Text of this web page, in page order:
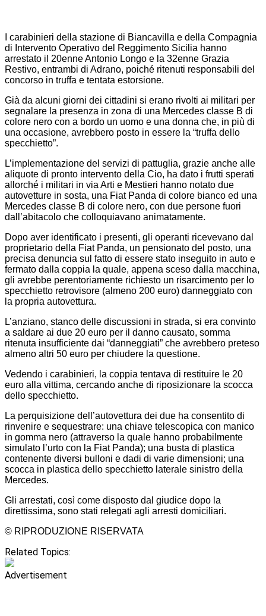
I carabinieri della stazione di Biancavilla e della Compagnia
di Intervento Operativo del Reggimento Sicilia hanno
arrestato il 20enne Antonio Longo e la 32enne Grazia
Restivo, entrambi di Adrano, poiché ritenuti responsabili del
concorso in truffa e tentata estorsione.
Già da alcuni giorni dei cittadini si erano rivolti ai militari per
segnalare la presenza in zona di una Mercedes classe B di
colore nero con a bordo un uomo e una donna che, in più di
una occasione, avrebbero posto in essere la “truffa dello
specchietto”.
L’implementazione del servizi di pattuglia, grazie anche alle
aliquote di pronto intervento della Cio, ha dato i frutti sperati
allorché i militari in via Arti e Mestieri hanno notato due
autovetture in sosta, una Fiat Panda di colore bianco ed una
Mercedes classe B di colore nero, con due persone fuori
dall’abitacolo che colloquiavano animatamente.
Dopo aver identificato i presenti, gli operanti ricevevano dal
proprietario della Fiat Panda, un pensionato del posto, una
precisa denuncia sul fatto di essere stato inseguito in auto e
fermato dalla coppia la quale, appena sceso dalla macchina,
gli avrebbe perentoriamente richiesto un risarcimento per lo
specchietto retrovisore (almeno 200 euro) danneggiato con
la propria autovettura.
L’anziano, stanco delle discussioni in strada, si era convinto
a saldare ai due 20 euro per il danno causato, somma
ritenuta insufficiente dai “danneggiati” che avrebbero preteso
almeno altri 50 euro per chiudere la questione.
Vedendo i carabinieri, la coppia tentava di restituire le 20
euro alla vittima, cercando anche di riposizionare la scocca
dello specchietto.
La perquisizione dell’autovettura dei due ha consentito di
rinvenire e sequestrare: una chiave telescopica con manico
in gomma nero (attraverso la quale hanno probabilmente
simulato l’urto con la Fiat Panda); una busta di plastica
contenente diversi bulloni e dadi di varie dimensioni; una
scocca in plastica dello specchietto laterale sinistro della
Mercedes.
Gli arrestati, così come disposto dal giudice dopo la
direttissima, sono stati relegati agli arresti domiciliari.
© RIPRODUZIONE RISERVATA
Related Topics:
Advertisement